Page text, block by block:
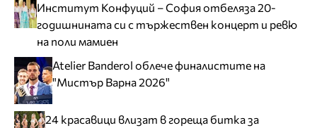
Институт Конфуций – София отбеляза 20-
годишнината си с тържествен концерт и ревю
на поли мамиен
Atelier Banderol облече финалистите на
"Мистър Варна 2026"
24 красавици влизат в гореща битка за